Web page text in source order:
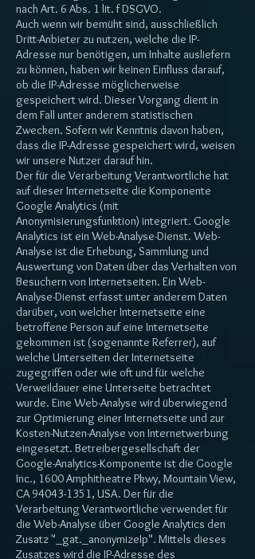
nach Art. 6 Abs. 1 lit. f DSGVO.
Auch wenn wir bemüht sind, ausschließlich
Dritt-Anbieter zu nutzen, welche die IP-
Adresse nur benötigen, um Inhalte ausliefern
zu können, haben wir keinen Einfluss darauf,
ob die IP-Adresse möglicherweise
gespeichert wird. Dieser Vorgang dient in
dem Fall unter anderem statistischen
Zwecken. Sofern wir Kenntnis davon haben,
dass die IP-Adresse gespeichert wird, weisen
wir unsere Nutzer darauf hin.
Der für die Verarbeitung Verantwortliche hat
auf dieser Internetseite die Komponente
Google Analytics (mit
Anonymisierungsfunktion) integriert. Google
Analytics ist ein Web-Analyse-Dienst. Web-
Analyse ist die Erhebung, Sammlung und
Auswertung von Daten über das Verhalten von
Besuchern von Internetseiten. Ein Web-
Analyse-Dienst erfasst unter anderem Daten
darüber, von welcher Internetseite eine
betroffene Person auf eine Internetseite
gekommen ist (sogenannte Referrer), auf
welche Unterseiten der Internetseite
zugegriffen oder wie oft und für welche
Verweildauer eine Unterseite betrachtet
wurde. Eine Web-Analyse wird überwiegend
zur Optimierung einer Internetseite und zur
Kosten-Nutzen-Analyse von Internetwerbung
eingesetzt. Betreibergesellschaft der
Google-Analytics-Komponente ist die Google
Inc., 1600 Amphitheatre Pkwy, Mountain View,
CA94043-1351, USA. Der für die
Verarbeitung Verantwortliche verwendet für
die Web-Analyse über Google Analytics den
Zusatz "_gat._anonymizeIp". Mittels dieses
Zusatzes wird die IP-Adresse des